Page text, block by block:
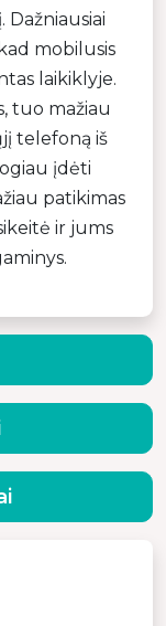
mobilusis
laikiklyje.
tuo mažiau
telefoną iš
įdėti
patikimas
ir jums